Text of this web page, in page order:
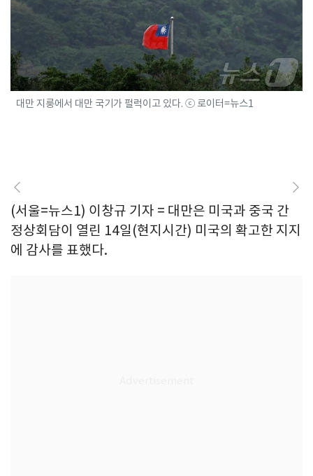
대만 지룽에서 대만 국기가 펄럭이고 있다. ⓒ 로이터=뉴스1
(서울=뉴스1) 이창규 기자 = 대만은 미국과 중국 간
정상회담이 열린 14일(현지시간) 미국의 확고한 지지
에 감사를 표했다.